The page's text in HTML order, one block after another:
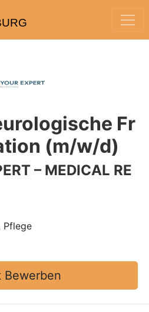
Fr
(m/w/d)
– MEDICAL RE
Pflege
Bewerben